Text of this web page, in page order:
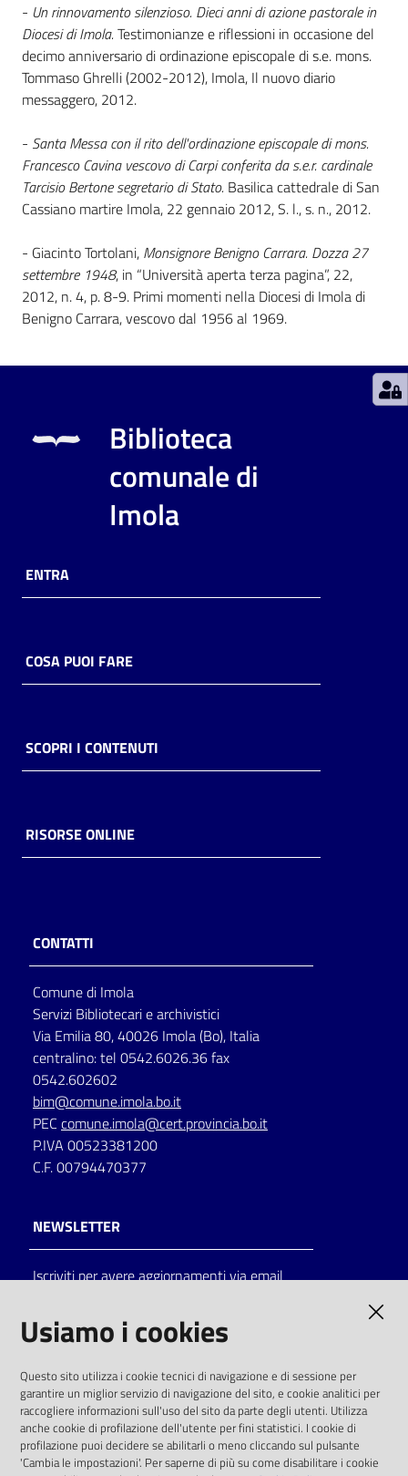
Seguici
su
Catalogo
on line
- Un rinnovamento silenzioso. Dieci anni di azione pastorale in
Diocesi di Imola. Testimonianze e riflessioni in occasione del
decimo anniversario di ordinazione episcopale di s.e. mons.
Tommaso Ghrelli (2002-2012), Imola, Il nuovo diario
messaggero, 2012.
- Santa Messa con il rito dell'ordinazione episcopale di mons.
Francesco Cavina vescovo di Carpi conferita da s.e.r. cardinale
Tarcisio Bertone segretario di Stato. Basilica cattedrale di San
Cassiano martire Imola, 22 gennaio 2012, S. l., s. n., 2012.
- Giacinto Tortolani, Monsignore Benigno Carrara. Dozza 27
settembre 1948, in “Università aperta terza pagina”, 22,
2012, n. 4, p. 8-9. Primi momenti nella Diocesi di Imola di
Benigno Carrara, vescovo dal 1956 al 1969.
Biblioteca
comunale di
Imola
ENTRA
COSA PUOI FARE
SCOPRI I CONTENUTI
RISORSE ONLINE
CONTATTI
Comune di Imola
Servizi Bibliotecari e archivistici
Via Emilia 80, 40026 Imola (Bo), Italia
centralino: tel 0542.6026.36 fax
0542.602602
bim@comune.imola.bo.it
PEC comune.imola@cert.provincia.bo.it
P.IVA 00523381200
C.F. 00794470377
NEWSLETTER
Iscriviti per avere aggiornamenti via email
solo alle condizioni previste dalla direttiva
comunitaria 2003/98/CE e dal d.lgs. 36/2006
SOCIAL
Usiamo i cookies
Questo sito utilizza i cookie tecnici di navigazione e di sessione per
garantire un miglior servizio di navigazione del sito, e cookie analitici per
raccogliere informazioni sull'uso del sito da parte degli utenti. Utilizza
anche cookie di profilazione dell'utente per fini statistici. I cookie di
profilazione puoi decidere se abilitarli o meno cliccando sul pulsante
'Cambia le impostazioni'. Per saperne di più su come disabilitare i cookie